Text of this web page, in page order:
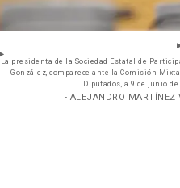
La presidenta de la Sociedad Estatal de
González, comparece ante la Comisión
Diputados, a 9 de junio
- ALEJANDRO MARTÍNEZ